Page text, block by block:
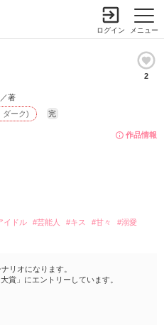
メニュー
ログイン
2
作品情報
ダーク) 完
／著
イドル #芸能人 #キス #甘々
#溺愛
リオになります。
賞」にエントリーしています。